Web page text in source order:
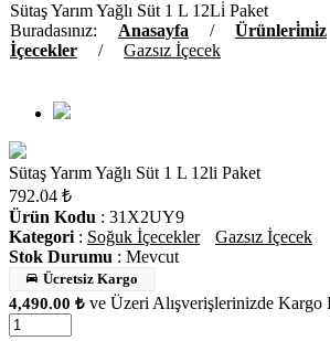
Sütaş Yarım Yağlı Süt 1 L 12Li̇ Paket
Buradasınız:
Anasayfa / Ürünleri̇mi̇z
İçecekler
/ Gazsız İçecek
Sütaş Yarım Yağlı Süt 1 L 12li Paket
792.04 ₺
Ürün Kodu : 31X2UY9
Kategori : Soğuk İçecekler
Gazsız İçecek
Stok Durumu : Mevcut
Ücretsiz Kargo
4,490.00 ₺ ve Üzeri Alışverişlerinizde Kargo